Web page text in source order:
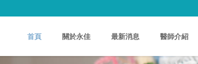
首頁 關於永佳 最新消息 醫師介紹